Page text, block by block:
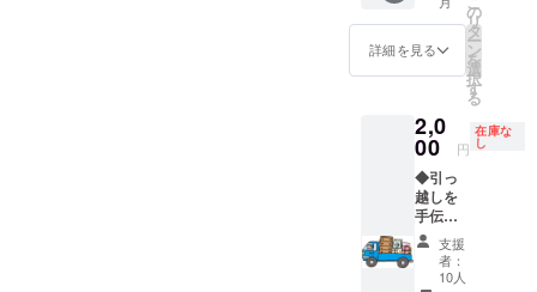
す。 ・
あなた
のサイ
ン入り
色紙を
利を提
供しま
す。 ・
シェア
ハウス
の鍋イ
ベント
参加券6
回分を
シェア
ハウス
の名前
をつけ
る権利
しま
す。 ・
名前は
不快感
を感じ
るも
の、
シェア
ハウス
詳細を見る
の
リ
タ
ー
ン
を
選
択
す
る
2,0
00 円
在庫な
し
◆引っ
越しを
手伝え
る権利
・シェ
アハウ
支援
者：
10人